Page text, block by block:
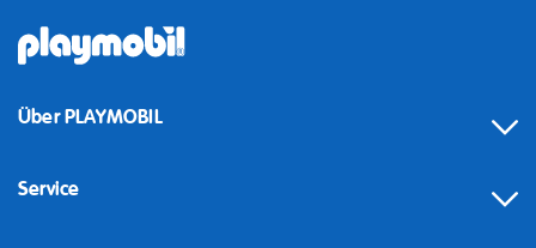
Über PLAYMOBIL
Service